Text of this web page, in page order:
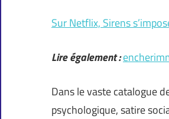
Sur Netflix, Sirens
Lire également :
Dans le vaste catalogue
psychologique, satire